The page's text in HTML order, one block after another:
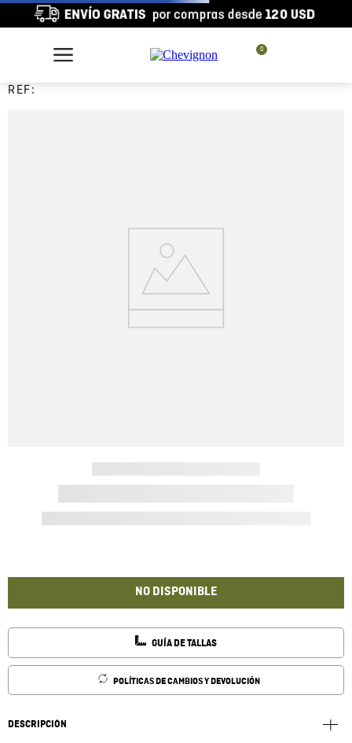
0
REF:
NO DISPONIBLE
GUÍA DE TALLAS
POLÍTICAS DE CAMBIOS Y DEVOLUCIÓN
DESCRIPCIÓN